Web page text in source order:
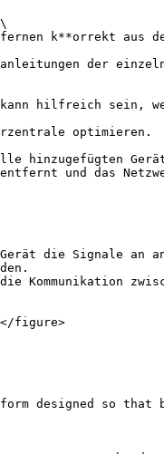
die Signale
Kommunikation
figure>
designed so that